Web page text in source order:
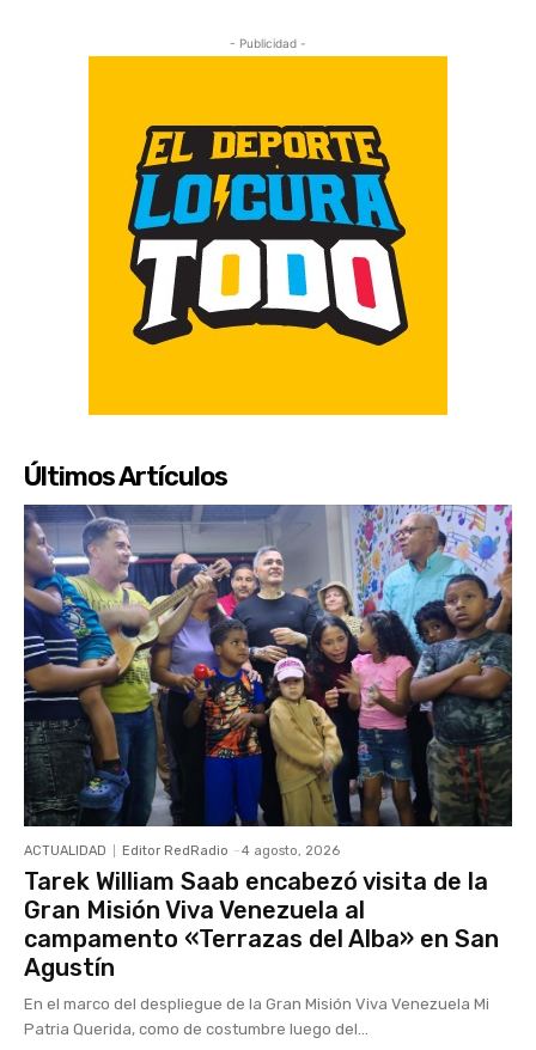
- Publicidad -
Últimos Artículos
ACTUALIDAD Editor RedRadio - 4 agosto, 2026
Tarek William Saab encabezó visita de la
Gran Misión Viva Venezuela al
campamento «Terrazas del Alba» en San
Agustín
En el marco del despliegue de la Gran Misión Viva Venezuela Mi
Patria Querida, como de costumbre luego del...